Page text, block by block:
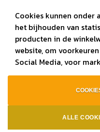
Cookies kunnen onder
het bijhouden van
producten in de
website, om
Social Media, voor
ALLE